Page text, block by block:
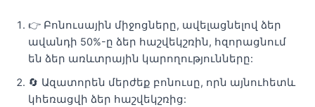
👉 Բոնուսային միջոցները, ավելացնելով ձեր
ավանդի 50%-ը ձեր հաշվեկշռին, հզորացնում
են ձեր առևտրային կարողությունները:
🔄 Ազատորեն մերժեք բոնուսը, որն այնուհետև
կհեռացվի ձեր հաշվեկշռից: